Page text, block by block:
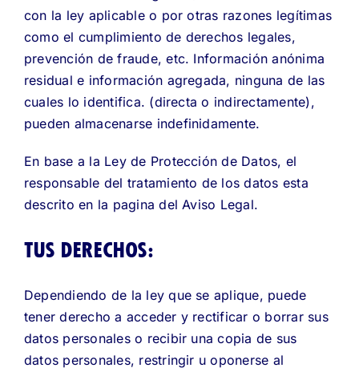
con la ley aplicable o por otras razones legítimas
como el cumplimiento de derechos legales,
prevención de fraude, etc. Información anónima
residual e información agregada, ninguna de las
cuales lo identifica. (directa o indirectamente),
pueden almacenarse indefinidamente.
En base a la Ley de Protección de Datos, el
responsable del tratamiento de los datos esta
descrito en la pagina del Aviso Legal.
TUS DERECHOS:
Dependiendo de la ley que se aplique, puede
tener derecho a acceder y rectificar o borrar sus
datos personales o recibir una copia de sus
datos personales, restringir u oponerse al